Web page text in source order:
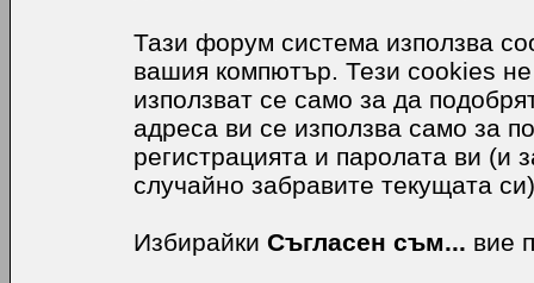
Тази форум система използва
вашия компютър. Тези cookies
използват се само за да
адреса ви се използва само за
регистрацията и паролата ви (и
случайно забравите текущата
Избирайки Съгласен съм... вие